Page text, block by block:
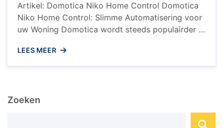
Artikel: Domotica Niko Home Control Domotica
Niko Home Control: Slimme Automatisering voor
uw Woning Domotica wordt steeds populairder in
systemen op de markt is Niko Home Control. Dit
geavanceerde domoticasysteem biedt gebruikers
Niko ...
LEES MEER
Zoeken